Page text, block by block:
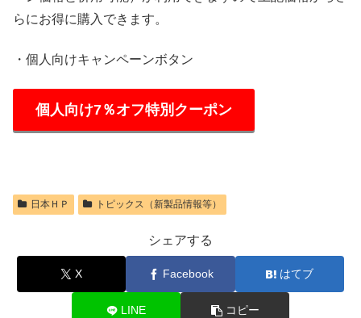
らにお得に購入できます。
・個人向けキャンペーンボタン
個人向け7％オフ特別クーポン
日本ＨＰ トピックス（新製品情報等）
シェアする
X Facebook はてブ
LINE コピー